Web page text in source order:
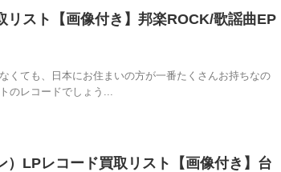
リスト【画像付き】邦楽ROCK/歌謡曲EP
くても、日本にお住まいの方が一番たくさんお持ちなの
のレコードでしょう...
）LPレコード買取リスト【画像付き】台